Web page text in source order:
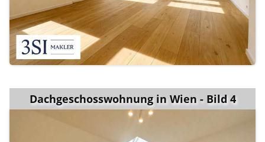
Dachgeschosswohnung in Wien - Bild 4